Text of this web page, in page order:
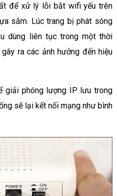
để xử lý lỗi bắt wifi yếu trên
sắm. Lúc trang bị phát sóng
dùng liên tục trong một thời
ra các ảnh hưởng đến hiệu
giải phóng lượng IP lưu trong
sẽ lại kết nối mạng như bình